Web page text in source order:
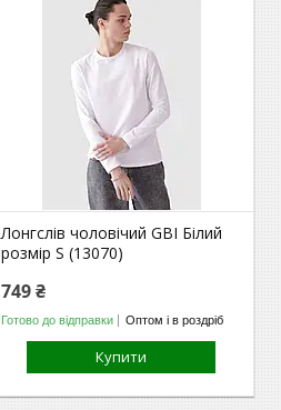
Лонгслів чоловічий GBI Білий
розмір S (13070)
749 ₴
Готово до відправки Оптом і в роздріб
Купити